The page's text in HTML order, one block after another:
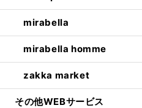
mirabella
mirabella homme
zakka market
その他WEBサービス